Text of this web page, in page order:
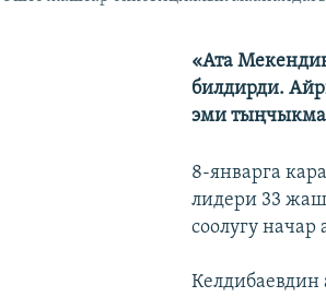
«Ата
билдирди.
эми тыңчыкма
8-январга
лидери 33
соолугу начар